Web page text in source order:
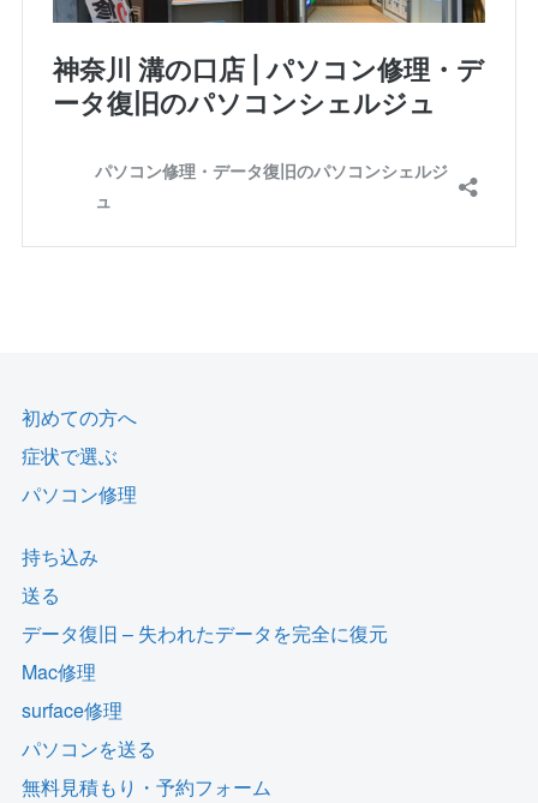
初めての方へ
症状で選ぶ
パソコン修理
持ち込み
送る
データ復旧 – 失われたデータを完全に復元
Mac修理
surface修理
パソコンを送る
無料見積もり・予約フォーム